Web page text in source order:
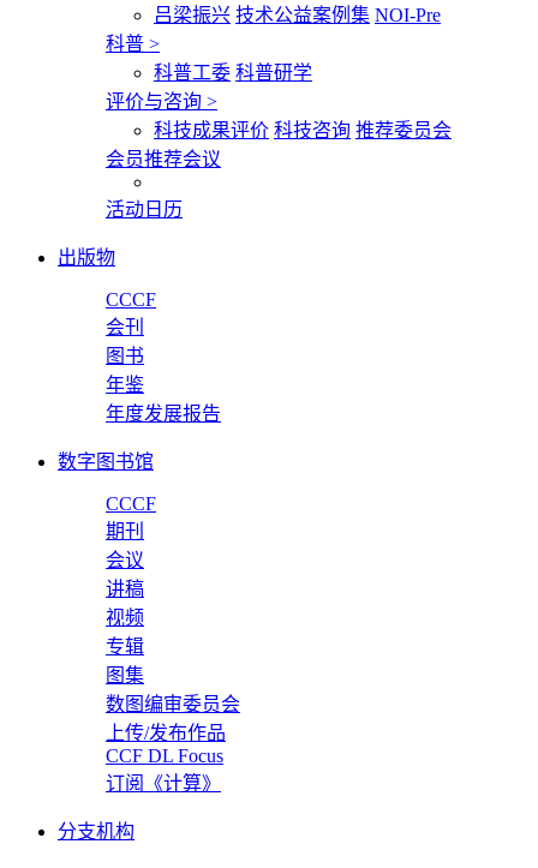
吕梁振兴 技术公益案例集 NOI-Pre
科普 >
科普工委 科普研学
评价与咨询 >
科技成果评价 科技咨询 推荐委员会
会员推荐会议
活动日历
出版物
CCCF
会刊
图书
年鉴
年度发展报告
数字图书馆
CCCF
期刊
会议
讲稿
视频
专辑
图集
数图编审委员会
上传/发布作品
CCF DL Focus
订阅《计算》
分支机构